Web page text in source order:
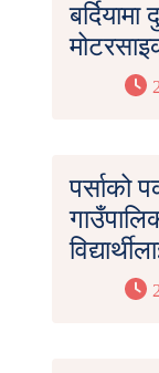
बर्दियामा
पर्साको